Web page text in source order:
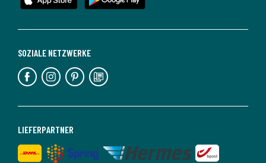
LIEFERPARTNER
SOZIALE NETZWERKE